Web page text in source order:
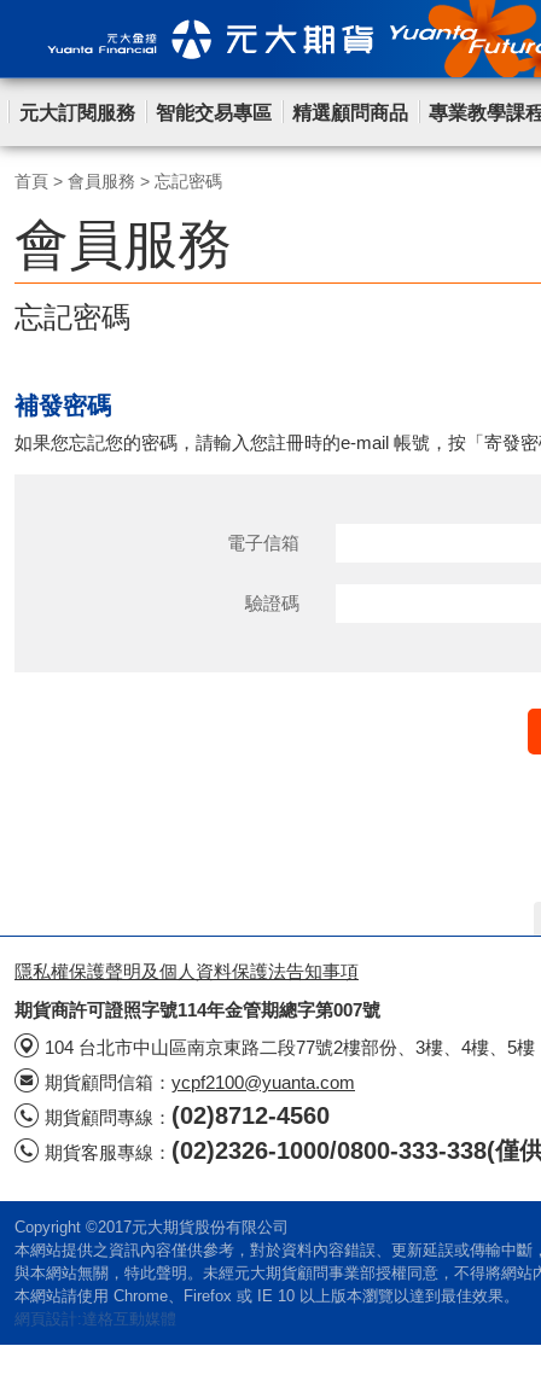
元大訂閱服務 智能交易專區 精選顧問商品 專業教學課
首頁 > 會員服務 > 忘記密碼
會員服務
忘記密碼
補發密碼
如果您忘記您的密碼，請輸入您註冊時的e-mail 帳號，按「寄發
電子信箱
驗證碼
隱私權保護聲明及個人資料保護法告知事項
期貨商許可證照字號114年金管期總字第007號
104 台北市中山區南京東路二段77號2樓部份、3樓、4樓、5樓
期貨顧問信箱： ycpf2100@yuanta.com
期貨顧問專線： (02)8712-4560
期貨客服專線： (02)2326-1000/0800-333-338(僅
Copyright ©2017元大期貨股份有限公司
本網站提供之資訊內容僅供參考，對於資料內容錯誤、更新延誤或傳輸中
與本網站無關，特此聲明。未經元大期貨顧問事業部授權同意，不得將網站
本網站請使用 Chrome、Firefox 或 IE 10 以上版本瀏覽以達到最佳效果。
網頁設計:達格互動媒體